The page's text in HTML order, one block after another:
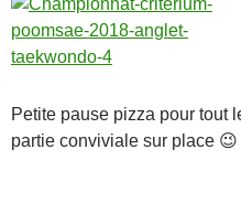
Petite pause pizza pour tout
partie conviviale sur place 😉